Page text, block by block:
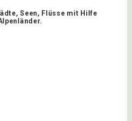
Seen, Flüsse mit Hilfe